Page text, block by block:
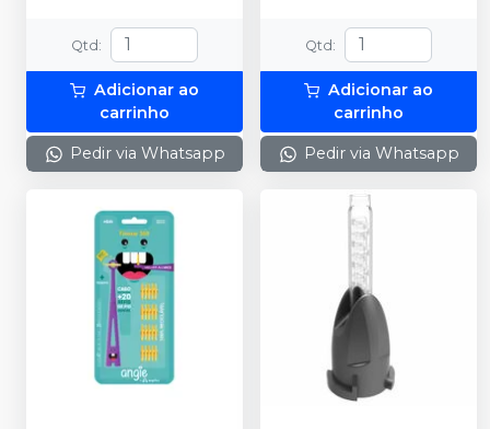
Qtd:
Adicionar ao
carrinho
Pedir via Whatsapp
Qtd:
Adicionar ao
carrinho
Pedir via Whatsapp